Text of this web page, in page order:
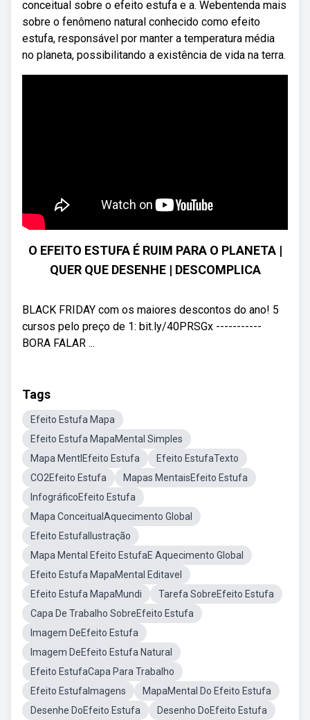
conceitual sobre o efeito estufa e a. Webentenda mais
sobre o fenômeno natural conhecido como efeito
estufa, responsável por manter a temperatura média
no planeta, possibilitando a existência de vida na terra.
O EFEITO ESTUFA É RUIM PARA O PLANETA |
QUER QUE DESENHE | DESCOMPLICA
BLACK FRIDAY com os maiores descontos do ano! 5
cursos pelo preço de 1: bit.ly/40PRSGx -----------
BORA FALAR ...
Tags
Efeito Estufa Mapa
Efeito Estufa MapaMental Simples
Mapa MentlEfeito Estufa
Efeito EstufaTexto
CO2Efeito Estufa
Mapas MentaisEfeito Estufa
InfográficoEfeito Estufa
Mapa ConceitualAquecimento Global
Efeito EstufaIlustração
Mapa Mental Efeito EstufaE Aquecimento Global
Efeito Estufa MapaMental Editavel
Efeito Estufa MapaMundi
Tarefa SobreEfeito Estufa
Capa De Trabalho SobreEfeito Estufa
Imagem DeEfeito Estufa
Imagem DeEfeito Estufa Natural
Efeito EstufaCapa Para Trabalho
Efeito EstufaImagens
MapaMental Do Efeito Estufa
Desenhe DoEfeito Estufa
Desenho DoEfeito Estufa